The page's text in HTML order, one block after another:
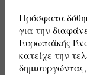
Πρόσφατα
για την
Ευρωπαϊκής
κατείχε την